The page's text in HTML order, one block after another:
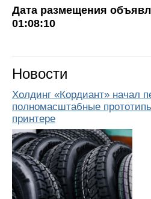
Дата размещения
01:08:10
Новости
Холдинг «Кордиант» начал
полномасштабные
принтере